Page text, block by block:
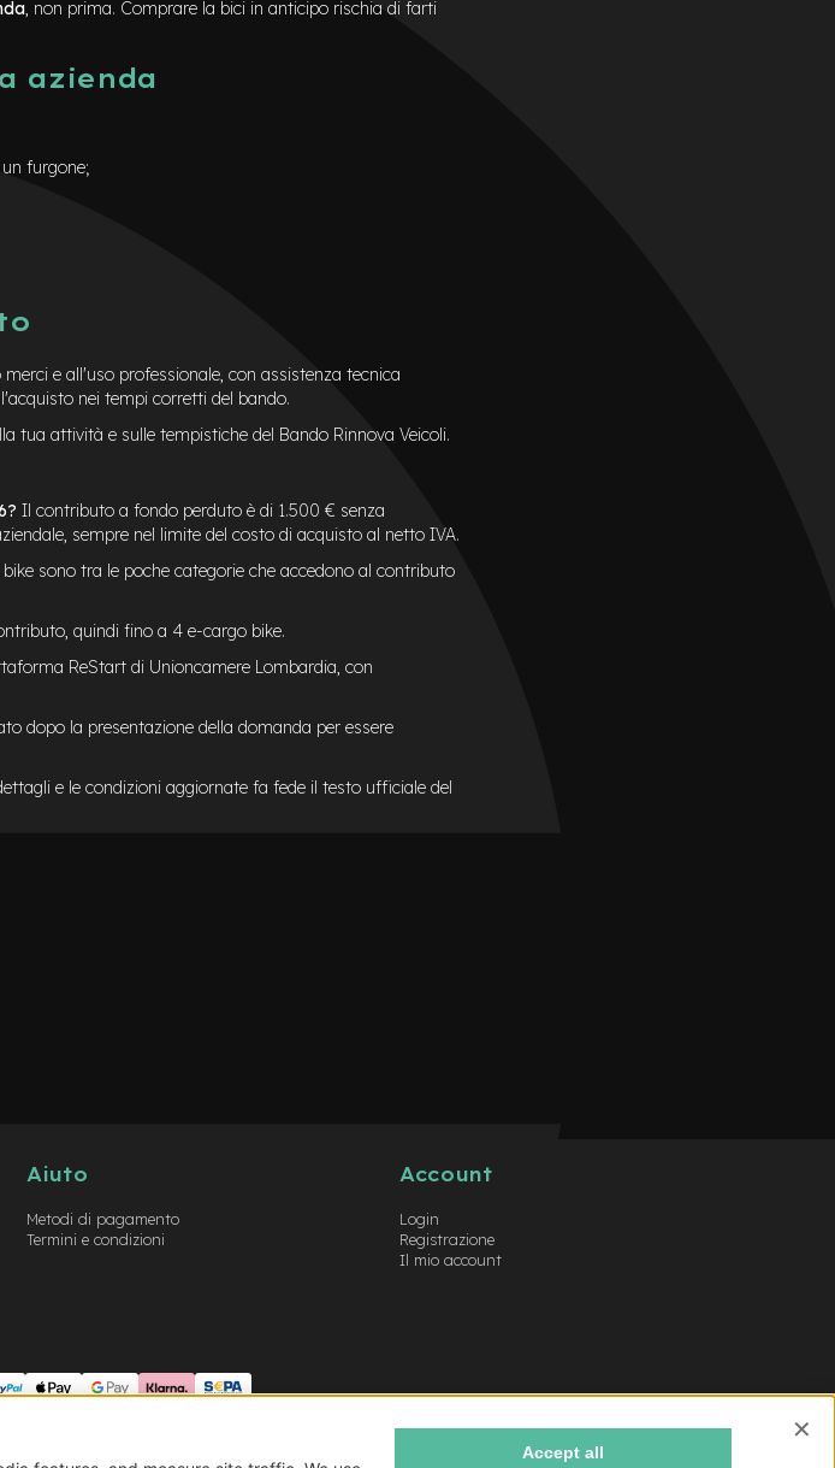
, non prima. Comprare la bici in anticipo rischia di farti
azienda
furgone;
e all'uso professionale, con assistenza tecnica
nei tempi corretti del bando.
tua attività e sulle tempistiche del Bando Rinnova Veicoli.
Il contributo a fondo perduto è di 1.500 € senza
sempre nel limite del costo di acquisto al netto IVA.
bike sono tra le poche categorie che accedono al contributo
quindi fino a 4 e-cargo bike.
ReStart di Unioncamere Lombardia, con
dopo la presentazione della domanda per essere
e le condizioni aggiornate fa fede il testo ufficiale del
Aiuto
Metodi di pagamento
Termini e condizioni
Account
Login
Registrazione
Il mio account